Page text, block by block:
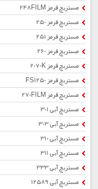
مستربچ قرمز 248FILM
مستربچ قرمز 250
مستربچ قرمز 251
مستربچ قرمز 260
مستربچ قرمز 2070K
مستربچ قرمز FS1250
مستربچ قرمز 270FILM
مستربچ آبی 301
مستربچ آبی 303
مستربچ آبی 310
مستربچ آبی 311
مستربچ آبی 333
مستربچ آبی 12589